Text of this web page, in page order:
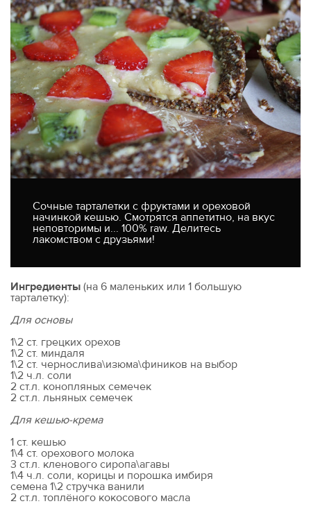
Сочные тарталетки с фруктами и ореховой
начинкой кешью. Смотрятся аппетитно, на вкус
неповторимы и... 100% raw. Делитесь
лакомством с друзьями!
Ингредиенты (на 6 маленьких или 1 большую
тарталетку):
Для основы
1\2 ст. грецких орехов
1\2 ст. миндаля
1\2 ст. чернослива\изюма\фиников на выбор
1\2 ч.л. соли
2 ст.л. конопляных семечек
2 ст.л. льняных семечек
Для кешью-крема
1 ст. кешью
1\4 ст. орехового молока
3 ст.л. кленового сиропа\агавы
1\4 ч.л. соли, корицы и порошка имбиря
семена 1\2 стручка ванили
2 ст.л. топлёного кокосового масла